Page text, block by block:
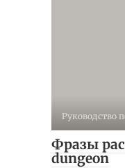
Руководство
Фразы
dungeon